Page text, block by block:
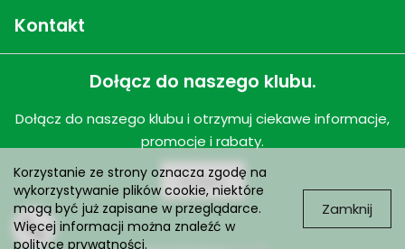
Kontakt
Dołącz do naszego klubu.
Dołącz do naszego klubu i otrzymuj ciekawe informacje,
promocje i rabaty.
Dołącz
Korzystanie ze strony oznacza zgodę na
wykorzystywanie plików cookie, niektóre
mogą być już zapisane w przeglądarce.
Więcej informacji można znaleźć w
polityce prywatności.
Zamknij